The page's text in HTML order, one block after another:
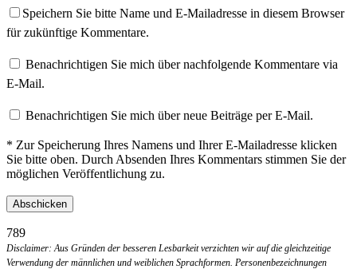
Speichern Sie bitte Name und E-Mailadresse in diesem Browser
für zukünftige Kommentare.
Benachrichtigen Sie mich über nachfolgende Kommentare via
E-Mail.
Benachrichtigen Sie mich über neue Beiträge per E-Mail.
* Zur Speicherung Ihres Namens und Ihrer E-Mailadresse klicken
Sie bitte oben. Durch Absenden Ihres Kommentars stimmen Sie der
möglichen Veröffentlichung zu.
789
Disclaimer: Aus Gründen der besseren Lesbarkeit verzichten wir auf die gleichzeitige
Verwendung der männlichen und weiblichen Sprachformen. Personenbezeichnungen